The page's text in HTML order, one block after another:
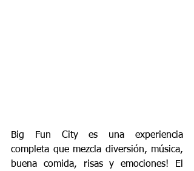
Big Fun City es una experiencia
completa que mezcla diversión, música,
buena comida, risas y emociones! El